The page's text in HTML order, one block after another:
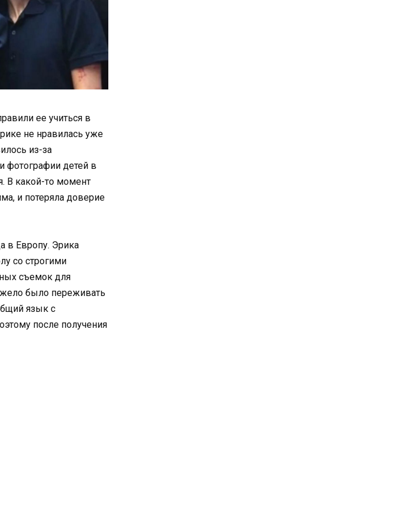
ее учиться в
не нравилась уже
из-за
фотографии детей в
В какой-то момент
и потеряла доверие
в Европу. Эрика
со строгими
съемок для
было переживать
язык с
после получения